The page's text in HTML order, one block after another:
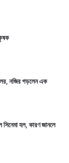
নজির গড়লেন এক
সিনেমা হল, কারণ জানলে